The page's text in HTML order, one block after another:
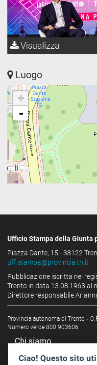
Visualizza
Luogo
+
-
Ufficio Stampa della Giunta
Piazza Dante, 15 - 38122
uff.stampa@provincia.tn.it
Pubblicazione iscritta nel
Trento in data 13.08.1963 al
Direttore responsabile
Provincia autonoma di Trento -
Numero verde 800 903606
Chi siamo
Redazione
Ciao! Questo sito